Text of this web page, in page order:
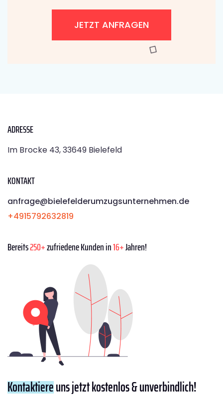
JETZT ANFRAGEN
ADRESSE
Im Brocke 43, 33649 Bielefeld
KONTAKT
anfrage@bielefelderumzugsunternehmen.de
+4915792632819
Bereits250+zufriedene Kunden in16+Jahren!
Kontaktiereuns jetzt kostenlos & unverbindlich!